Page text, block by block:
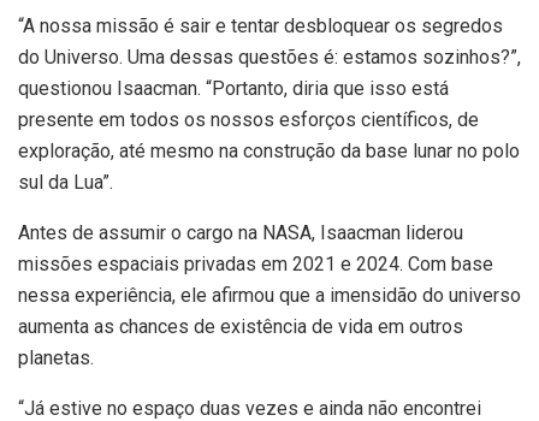
“A nossa missão é sair e tentar desbloquear os segredos
do Universo. Uma dessas questões é: estamos sozinhos?”,
questionou Isaacman. “Portanto, diria que isso está
presente em todos os nossos esforços científicos, de
exploração, até mesmo na construção da base lunar no polo
sul da Lua”.
Antes de assumir o cargo na NASA, Isaacman liderou
missões espaciais privadas em 2021 e 2024. Com base
nessa experiência, ele afirmou que a imensidão do universo
aumenta as chances de existência de vida em outros
planetas.
“Já estive no espaço duas vezes e ainda não encontrei